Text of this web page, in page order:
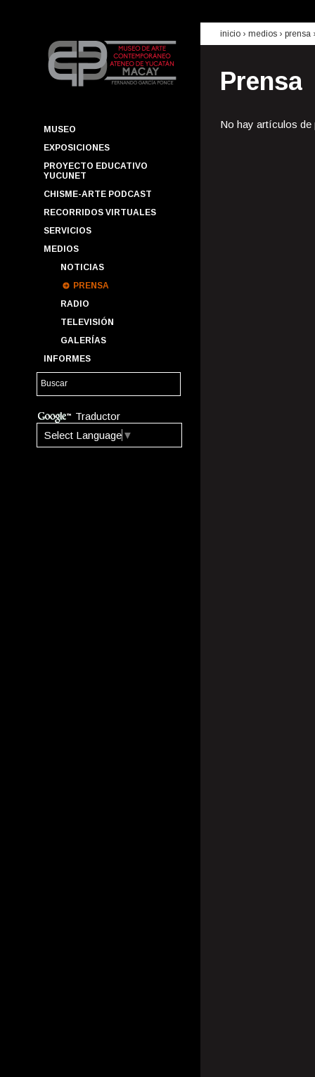
MUSEO
EXPOSICIONES
PROYECTO EDUCATIVO
YUCUNET
CHISME-ARTE PODCAST
RECORRIDOS VIRTUALES
SERVICIOS
MEDIOS
NOTICIAS
PRENSA
RADIO
TELEVISIÓN
GALERÍAS
INFORMES
Traductor
Select Language ▼
inicio › medios › prensa
Prensa
No hay artículos de